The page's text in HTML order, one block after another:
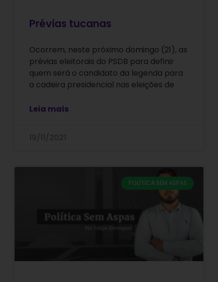
Prévias tucanas
Ocorrem, neste próximo domingo (21), as
prévias eleitorais do PSDB para definir
quem será o candidato da legenda para
a cadeira presidencial nas eleições de
Leia mais
POLÍTICA SEM ASPAS